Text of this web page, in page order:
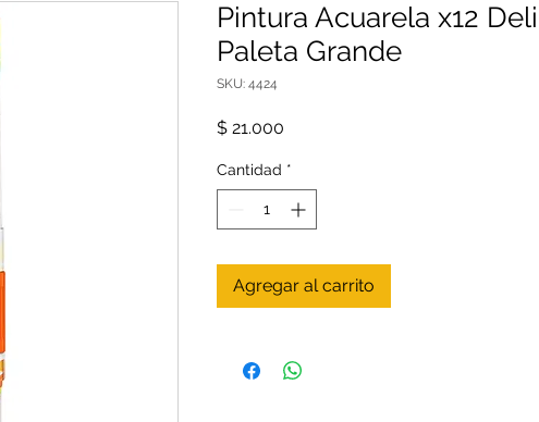
Pintura Acuarela x12 Deli
Paleta Grande
SKU: 4424
$ 21.000
Cantidad *
Agregar al carrito